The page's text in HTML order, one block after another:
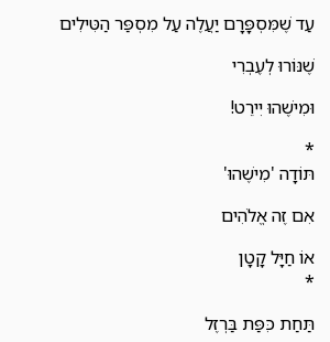
עַד שֶׁמִּסְפָּרָם יַעֲלֶה עַל מִסְפַּר הַטִּילִים
שֶׁנּוֹרוּ לְעֶבְרִי
וּמִישֶׁהוּ יִירֵט!
*
תּוֹדָה 'מִישֶׁהוּ'
אִם זֶה אֱלֹהִים
אוֹ חַיָּל קָטָן
*
תַּחַת כִּפַּת בַּרְזֶל